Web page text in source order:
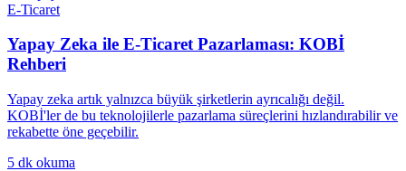
E-Ticaret
Yapay Zeka ile E-Ticaret Pazarlaması: KOBİ
Rehberi
Yapay zeka artık yalnızca büyük şirketlerin ayrıcalığı değil.
KOBİ'ler de bu teknolojilerle pazarlama süreçlerini hızlandırabilir ve
rekabette öne geçebilir.
5 dk okuma